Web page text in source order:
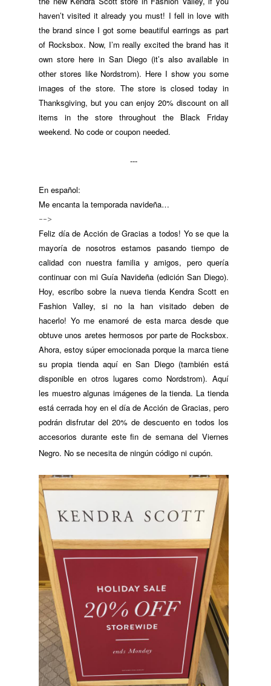
haven’t visited it already you must! I fell in love with
the brand since I got some beautiful earrings as part
of Rocksbox. Now, I’m really excited the brand has it
own store here in San Diego (it’s also available in
other stores like Nordstrom). Here I show you some
images of the store. The store is closed today in
Thanksgiving, but you can enjoy 20% discount on all
items in the store throughout the Black Friday
weekend. No code or coupon needed.
---
En español:
Me encanta la temporada navideña…
-->
Feliz día de Acción de Gracias a todos! Yo se que la
mayoría de nosotros estamos pasando tiempo de
calidad con nuestra familia y amigos, pero quería
continuar con mi Guía Navideña (edición San Diego).
Hoy, escribo sobre la nueva tienda Kendra Scott en
Fashion Valley, si no la han visitado deben de
hacerlo! Yo me enamoré de esta marca desde que
obtuve unos aretes hermosos por parte de Rocksbox.
Ahora, estoy súper emocionada porque la marca tiene
su propia tienda aquí en San Diego (también está
disponible en otros lugares como Nordstrom). Aquí
les muestro algunas imágenes de la tienda. La tienda
está cerrada hoy en el día de Acción de Gracias, pero
podrán disfrutar del 20% de descuento en todos los
accesorios durante este fin de semana del Viernes
Negro. No se necesita de ningún código ni cupón.